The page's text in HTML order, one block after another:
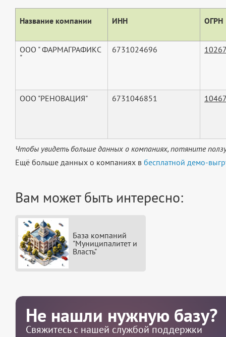
Название компании ИНН ОГРН
ООО " ФАРМАГРАФИКС
"
6731024696
ООО "РЕНОВАЦИЯ" 6731046851
Чтобы увидеть больше данных о компаниях, потяните
Ещё больше данных о компаниях в бесплатной демо-
Вам может быть интересно:
База компаний
"Муниципалитет и
Власть"
Не нашли нужную базу?
Свяжитесь с нашей службой поддержки